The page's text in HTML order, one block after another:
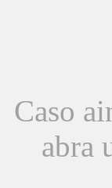
Caso
abra